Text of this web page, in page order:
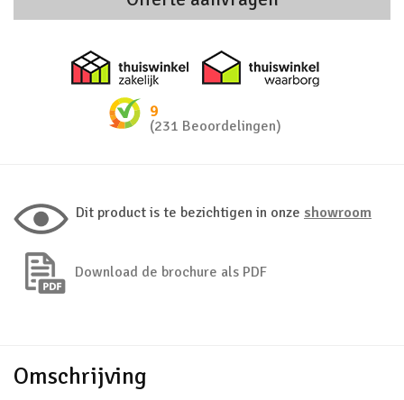
Thuiswinkel zakelijk
9
(231 Beoordelingen)
Dit product is te bezichtigen in onze showroom
Download de brochure als PDF
Omschrijving